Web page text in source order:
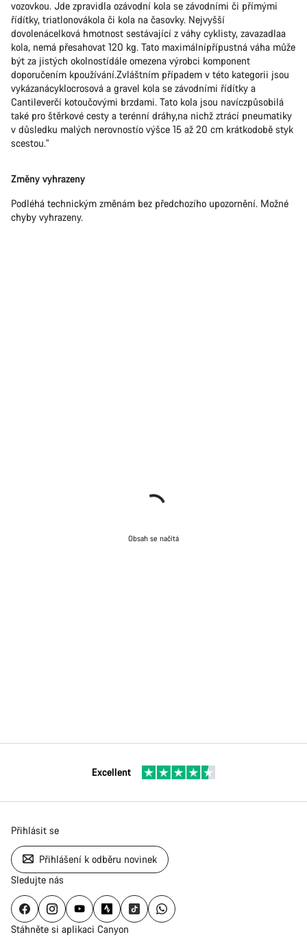
vozovkou. Jde zpravidla ozávodní kola se závodními či přímými
řídítky, triatlonovákola či kola na časovky. Nejvyšší
dovolenácelková hmotnost sestávající z váhy cyklisty, zavazadlaa
kola, nemá přesahovat 120 kg. Tato maximálnípřípustná váha může
být za jistých okolnostídále omezena výrobci komponent
doporučením kpoužívání.Zvláštním případem v této kategorii jsou
vykázanácyklocrosová a gravel kola se závodními řídítky a
Cantileverči kotoučovými brzdami. Tato kola jsou navíczpůsobilá
také pro štěrkové cesty a terénní dráhy,na nichž ztrácí pneumatiky
v důsledku malých nerovnostío výšce 15 až 20 cm krátkodobě styk
scestou."
Změny vyhrazeny
Podléhá technickým změnám bez předchozího upozornění. Možné
chyby vyhrazeny.
Obsah se načítá
Excellent
Přihlásit se
Přihlášení k odběru novinek
Sledujte nás
Stáhněte si aplikaci Canyon